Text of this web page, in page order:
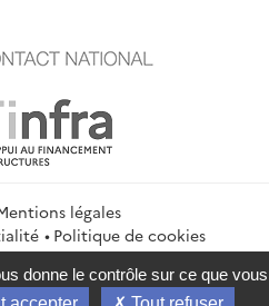
légales
Politique de cookies
Flux RSS
info.gouv.fr
donne le contrôle sur ce que vous